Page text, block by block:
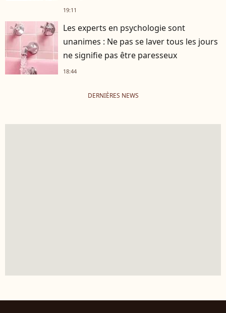
19:11
Les experts en psychologie sont
unanimes : Ne pas se laver tous les jours
ne signifie pas être paresseux
18:44
DERNIÈRES NEWS